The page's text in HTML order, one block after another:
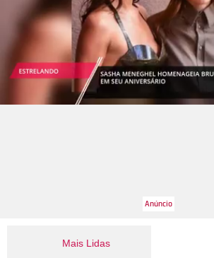
Mais Lidas